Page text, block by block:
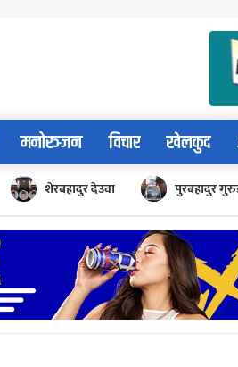
मनोरञ्जन विचार खेलकुद
शेरबहादुर देउवा पुरबहादुर